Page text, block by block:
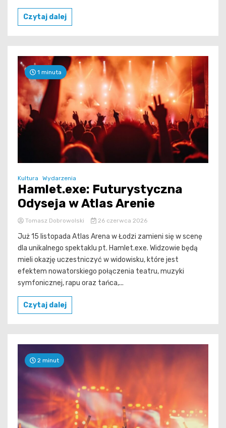
Czytaj dalej
1 minuta
Kultura Wydarzenia
Hamlet.exe: Futurystyczna
Odyseja w Atlas Arenie
Tomasz Dobrowolski 26 czerwca 2026
Już 15 listopada Atlas Arena w Łodzi zamieni się w scenę
dla unikalnego spektaklu pt. Hamlet.exe. Widzowie będą
mieli okazję uczestniczyć w widowisku, które jest
efektem nowatorskiego połączenia teatru, muzyki
symfonicznej, rapu oraz tańca,...
Czytaj dalej
2 minut